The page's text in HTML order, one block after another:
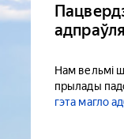
Нам вельмі
прылады
гэта магло